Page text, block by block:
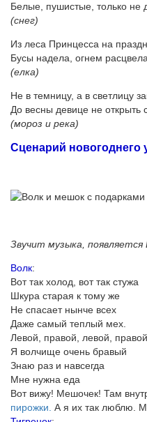
Белые, пушистые, только не
(снег)
Из леса Принцесса на
Бусы надела, огнем расцвела
(елка)
Не в темницу, а в светлицу
До весны девице не открыть
(мороз и река)
Сценарий новогоднего
Звучит музыка, появляется
Волк:
Вот так холод, вот так стужа
Шкура старая к тому же
Не спасает нынче всех
Даже самый теплый мех.
Левой, правой, левой, правой
Я волчище очень бравый
Знаю раз и навсегда
Мне нужна еда
Вот вижу! Мешочек! Там
пирожки. А я их так люблю.